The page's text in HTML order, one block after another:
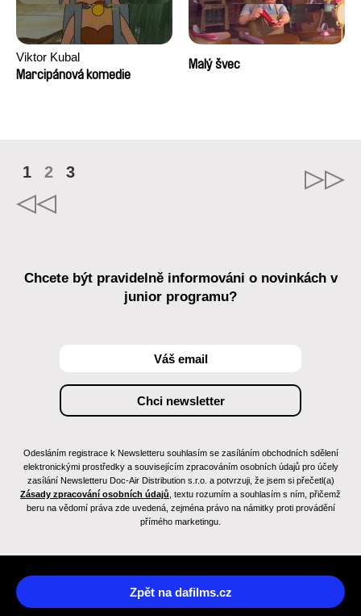
Viktor Kubal
Marcipánová komedie
Malý švec
1 2 3
Chcete být pravidelně informováni o novinkách v
junior programu?
Odesláním registrace k Newsletteru souhlasím se zasíláním obchodních sdělení
elektronickými prostředky a souvisejícím zpracováním osobních údajů pro účely
zasílání Newsletteru Doc-Air Distribution s.r.o. a potvrzuji, že jsem si přečetl(a)
Zásady zpracování osobních údajů , textu rozumím a souhlasím s ním, přičemž
beru na vědomí práva zde uvedená, zejména právo na námitky proti provádění
přímého marketingu.
Zpět na dafilms.cz